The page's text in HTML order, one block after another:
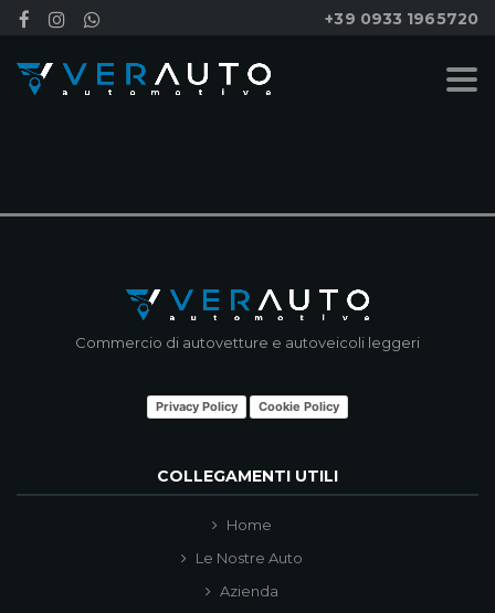
+39 0933 1965720
Commercio di autovetture e autoveicoli leggeri
Privacy Policy Cookie Policy
COLLEGAMENTI UTILI
Home
Le Nostre Auto
Azienda